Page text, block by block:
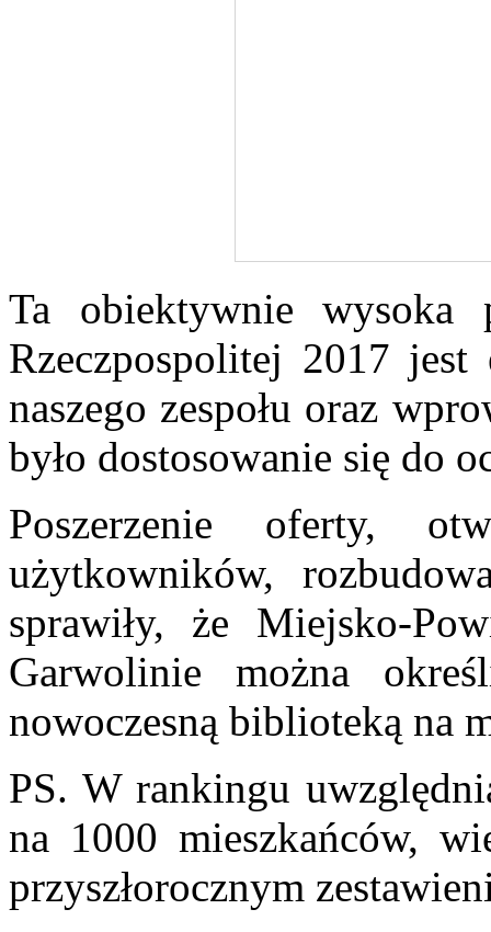
Ta obiektywnie wysoka
Rzeczpospolitej 2017 jest
naszego zespołu oraz
było dostosowanie się do
Poszerzenie oferty,
użytkowników,
sprawiły, że Miejsko-
Garwolinie można
nowoczesną biblioteką na
PS. W rankingu
na 1000 mieszkańców,
przyszłorocznym